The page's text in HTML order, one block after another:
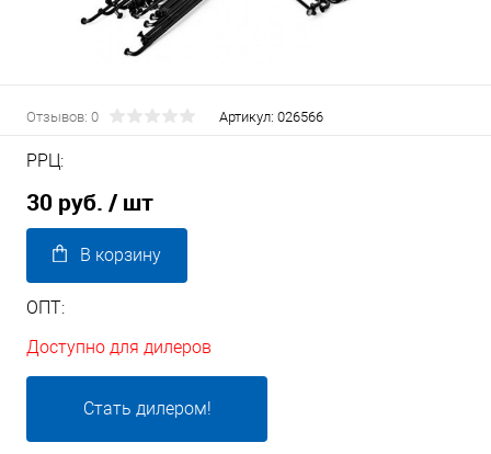
Отзывов: 0 Артикул: 026566
РРЦ:
30 руб. / шт
В корзину
ОПТ:
Доступно для дилеров
Стать дилером!